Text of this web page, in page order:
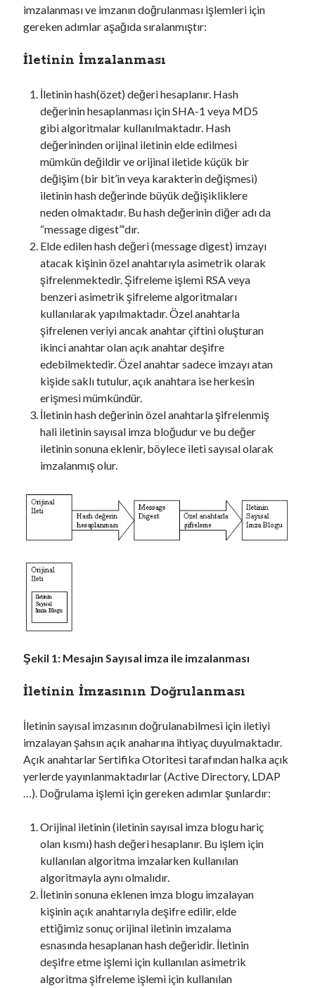
imzalanması ve imzanın doğrulanması işlemleri için
gereken adımlar aşağıda sıralanmıştır:
İletinin İmzalanması
İletinin hash(özet) değeri hesaplanır. Hash
değerinin hesaplanması için SHA-1 veya MD5
gibi algoritmalar kullanılmaktadır. Hash
değerininden orijinal iletinin elde edilmesi
mümkün değildir ve orijinal iletide küçük bir
değişim (bir bit’in veya karakterin değişmesi)
iletinin hash değerinde büyük değişikliklere
neden olmaktadır. Bu hash değerinin diğer adı da
“message digest”‘dır.
Elde edilen hash değeri (message digest) imzayı
atacak kişinin özel anahtarıyla asimetrik olarak
şifrelenmektedir. Şifreleme işlemi RSA veya
benzeri asimetrik şifreleme algoritmaları
kullanılarak yapılmaktadır. Özel anahtarla
şifrelenen veriyi ancak anahtar çiftini oluşturan
ikinci anahtar olan açık anahtar deşifre
edebilmektedir. Özel anahtar sadece imzayı atan
kişide saklı tutulur, açık anahtara ise herkesin
erişmesi mümkündür.
İletinin hash değerinin özel anahtarla şifrelenmiş
hali iletinin sayısal imza bloğudur ve bu değer
iletinin sonuna eklenir, böylece ileti sayısal olarak
imzalanmış olur.
Şekil 1: Mesajın Sayısal imza ile imzalanması
İletinin İmzasının Doğrulanması
İletinin sayısal imzasının doğrulanabilmesi için iletiyi
imzalayan şahsın açık anaharına ihtiyaç duyulmaktadır.
Açık anahtarlar Sertifika Otoritesi tarafından halka açık
yerlerde yayınlanmaktadırlar (Active Directory, LDAP
…). Doğrulama işlemi için gereken adımlar şunlardır:
Orijinal iletinin (iletinin sayısal imza blogu hariç
olan kısmı) hash değeri hesaplanır. Bu işlem için
kullanılan algoritma imzalarken kullanılan
algoritmayla aynı olmalıdır.
İletinin sonuna eklenen imza blogu imzalayan
kişinin açık anahtarıyla deşifre edilir, elde
ettiğimiz sonuç orijinal iletinin imzalama
esnasında hesaplanan hash değeridir. İletinin
deşifre etme işlemi için kullanılan asimetrik
algoritma şifreleme işlemi için kullanılan